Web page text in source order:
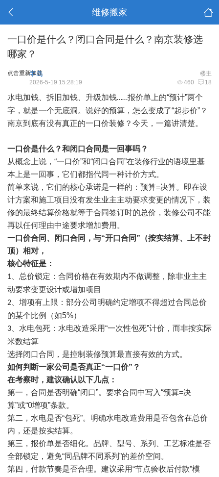
维修搬家
一口价是什么？闭口合同是什么？南京装修选
哪家？
点击重新加载 楼主
半岛
460 18
2026-5-19 15:28:19
水电加钱、拆旧加钱、升级加钱……报价单上的“预计”两个
字，就是一个无底洞。说好的预算，怎么变成了“起步价” ？
南京到底有没有真正的一口价装修？今天，一篇讲清楚。
一口价是什么？和闭口合同是一回事吗？
从概念上说， “一口价”和“闭口合同”在装修行业的语境里基
本上是一回事，它们都指代同一种计价方式。
简单来说，它们的核心承诺是一样的：预算=决算。即在设
计方案和施工项目没有发生业主主动要求变更的情况下，装
修的最终结算价格就等于合同签订时的总价，装修公司不能
再以任何理由中途要求增加费用 。
一口价合同、闭口合同， 与“开口合同 ” （按实结算、上不封
顶）相对，
核心特征是：
1、 总价锁定：合同价格在有效期内不做调整，除非业主主
动要求变更设计或增加项目
2、 增项有上限：部分公司明确约定增项不得超过合同总价
的某个比例（如5%）
3 水电包死：水电改造采用“一次性包死”计价，而非按实际
米数结算
选择闭口合同，是控制装修预算最直接有效的方式。
如何判断一家公司是否真正“一口价” ？
在考察时，建议确认以下几点：
第一， 合同是否明确“闭口”。 要求合同中写入“预算=决
算”或“0增项”条款。
第二， 水电是否“包死”。 明确水电改造费用是否包含在总价
内，还是按实结算。
第三， 报价单是否细化。 品牌、型号、系列、工艺标准是否
全部锁定，避免“同品牌不同系列 ”的差价空间 。
第四， 付款节奏是否合理。 建议采用“节点验收后付款”模